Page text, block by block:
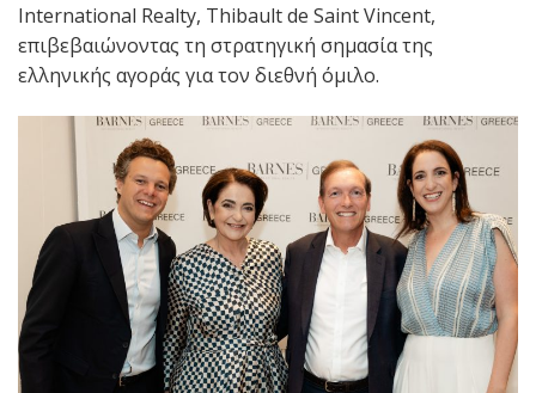
International Realty, Thibault de Saint Vincent,
επιβεβαιώνοντας τη στρατηγική σημασία της
ελληνικής αγοράς για τον διεθνή όμιλο.